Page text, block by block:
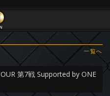
一覧へ
第7戦 Supported by ONE